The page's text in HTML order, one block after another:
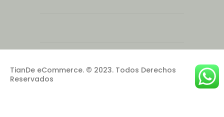
TianDe eCommerce. © 2023. Todos Derechos
Reservados